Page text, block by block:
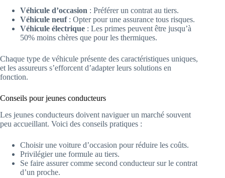
Véhicule d’occasion : Préférer un contrat au tiers.
Véhicule neuf: Opter pour une assurance tous risques.
Véhicule électrique : Les primes peuvent être jusqu’à
50% moins chères que pour les thermiques.
Chaque type de véhicule présente des caractéristiques uniques,
et les assureurs s’efforcent d’adapter leurs solutions en
fonction.
Conseils pour jeunes conducteurs
Les jeunes conducteurs doivent naviguer un marché souvent
peu accueillant. Voici des conseils pratiques :
Choisir une voiture d’occasion pour réduire les coûts.
Privilégier une formule au tiers.
Se faire assurer comme second conducteur sur le contrat
d’un proche.